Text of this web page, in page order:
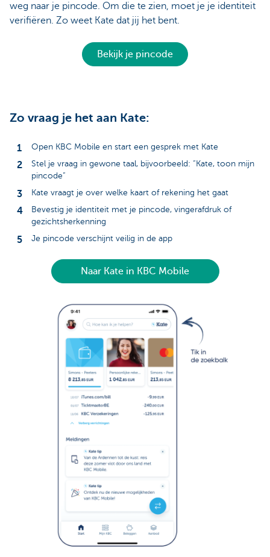
weg naar je pincode. Om die te zien, moet je je identiteit
verifiëren. Zo weet Kate dat jij het bent.
Bekijk je pincode
Zo vraag je het aan Kate:
Open KBC Mobile en start een gesprek met Kate
Stel je vraag in gewone taal, bijvoorbeeld: “Kate, toon mijn
pincode”
Kate vraagt je over welke kaart of rekening het gaat
Bevestig je identiteit met je pincode, vingerafdruk of
gezichtsherkenning
Je pincode verschijnt veilig in de app
Naar Kate in KBC Mobile